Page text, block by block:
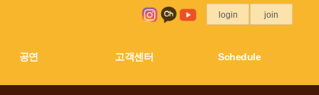
login join
공연 고객센터 Schedule